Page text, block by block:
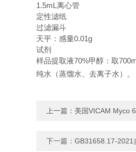
1.5mL离心管
定性滤纸
过滤漏斗
天平：感量0.01g
试剂
样品提取液70%甲醇：取
纯水（蒸馏水、去离子水）。
上一篇： 美国VICAM Myco
下一篇： GB31658.17-2021